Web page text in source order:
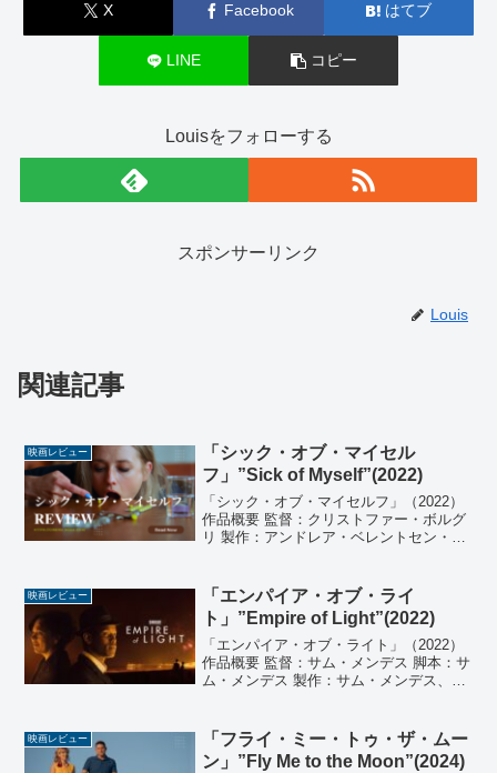
X Facebook はてブ
LINE コピー
Louisをフォローする
スポンサーリンク
Louis
関連記事
映画レビュー
「シック・オブ・マイセル
フ」”Sick of Myself”(2022)
「シック・オブ・マイセルフ」（2022）
作品概要 監督：クリストファー・ボルグ
リ 製作：アンドレア・ベレントセン・オ
シェセト、ミケール・フライシャー 脚
本：クリストフ...
映画レビュー
「エンパイア・オブ・ライ
ト」”Empire of Light”(2022)
「エンパイア・オブ・ライト」（2022）
作品概要 監督：サム・メンデス 脚本：サ
ム・メンデス 製作：サム・メンデス、ピ
ント・レズナー、アッティカス・ロス 撮
影：ロジ...
映画レビュー
「フライ・ミー・トゥ・ザ・ムー
ン」”Fly Me to the Moon”(2024)